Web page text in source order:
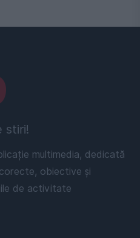
stiri!
multimedia, dedicată
obiective și
de activitate